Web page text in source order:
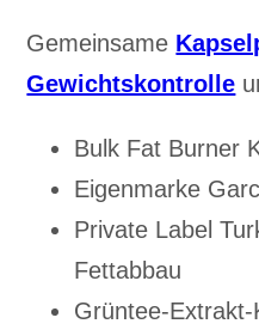
Gemeinsame
Gewichtskontrolle
Bulk Fat Burner
Eigenmarke
Private Label
Fettabbau
Grüntee-Extrakt-